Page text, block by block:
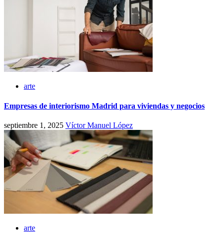
arte
Empresas de interiorismo Madrid para viviendas y negocios
septiembre 1, 2025 Víctor Manuel López
arte